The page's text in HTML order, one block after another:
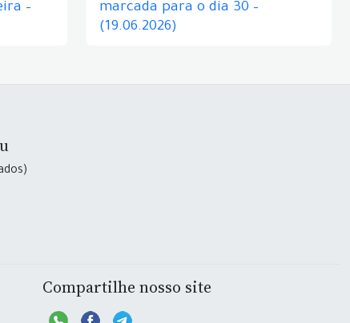
–
marcada para o dia 30 –
(19.06.2026)
Compartilhe nosso site